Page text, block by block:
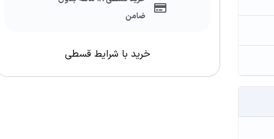
ضامن
خرید با شرایط قسطی